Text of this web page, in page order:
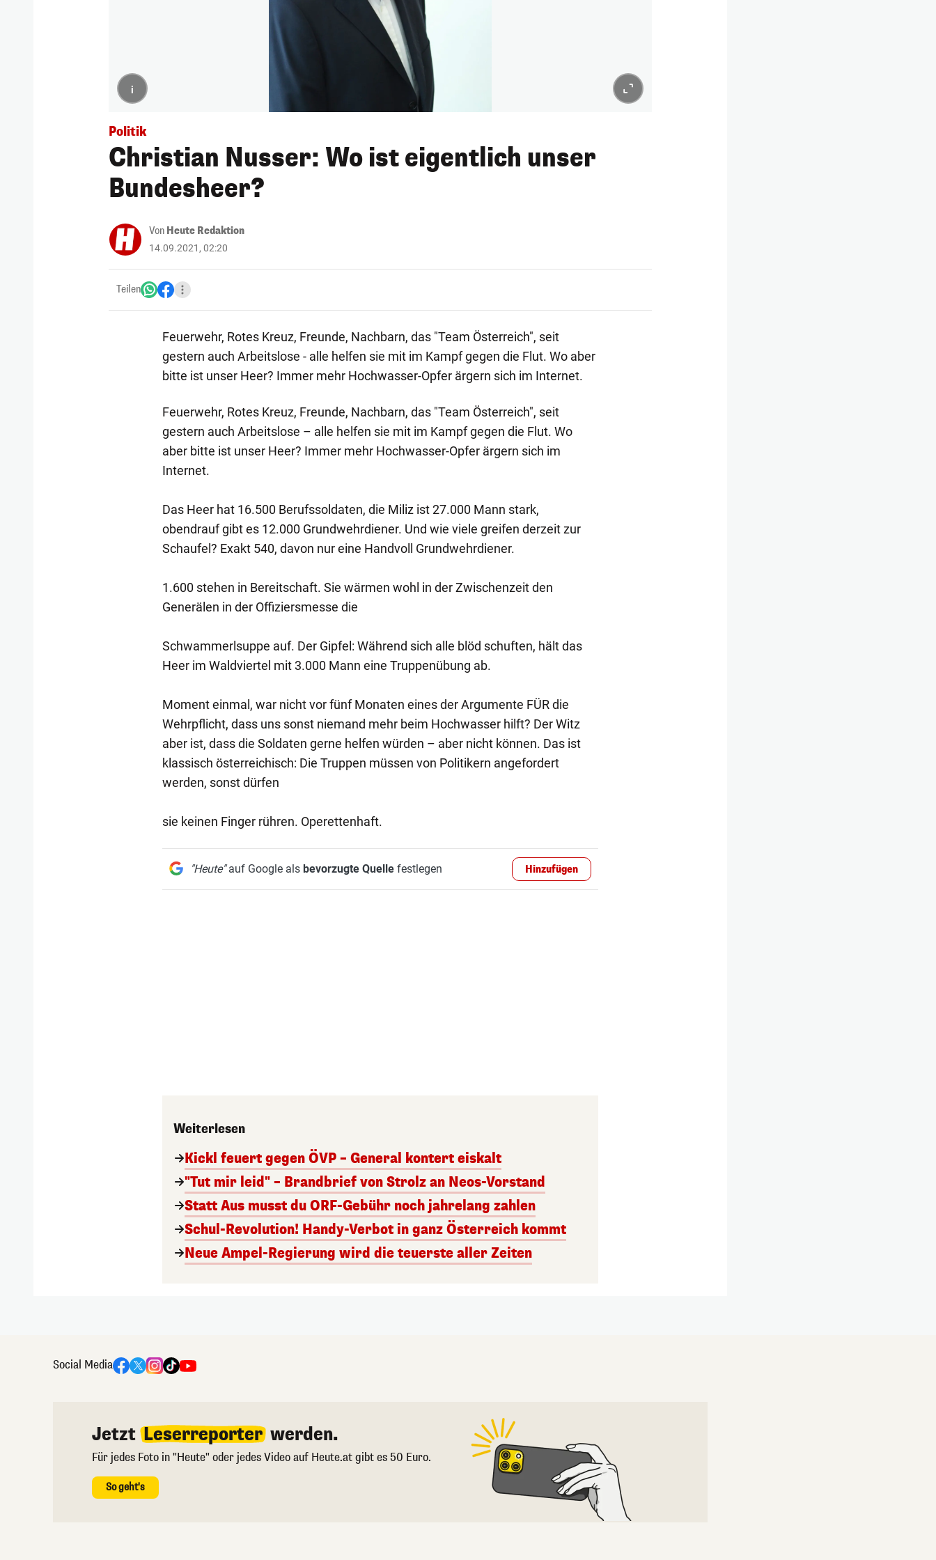
i
Politik
Christian Nusser: Wo ist eigentlich unser
Bundesheer?
Von Heute Redaktion
14.09.2021, 02:20
Teilen
Feuerwehr, Rotes Kreuz, Freunde, Nachbarn, das "Team Österreich", seit
gestern auch Arbeitslose - alle helfen sie mit im Kampf gegen die Flut. Wo aber
bitte ist unser Heer? Immer mehr Hochwasser-Opfer ärgern sich im Internet.
Feuerwehr, Rotes Kreuz, Freunde, Nachbarn, das "Team Österreich", seit
gestern auch Arbeitslose – alle helfen sie mit im Kampf gegen die Flut. Wo
aber bitte ist unser Heer? Immer mehr Hochwasser-Opfer ärgern sich im
Internet.
Das Heer hat 16.500 Berufssoldaten, die Miliz ist 27.000 Mann stark,
obendrauf gibt es 12.000 Grundwehrdiener. Und wie viele greifen derzeit zur
Schaufel? Exakt 540, davon nur eine Handvoll Grundwehrdiener.
1.600 stehen in Bereitschaft. Sie wärmen wohl in der Zwischenzeit den
Generälen in der Offiziersmesse die
Schwammerlsuppe auf. Der Gipfel: Während sich alle blöd schuften, hält das
Heer im Waldviertel mit 3.000 Mann eine Truppenübung ab.
Moment einmal, war nicht vor fünf Monaten eines der Argumente FÜR die
Wehrpflicht, dass uns sonst niemand mehr beim Hochwasser hilft? Der Witz
aber ist, dass die Soldaten gerne helfen würden – aber nicht können. Das ist
klassisch österreichisch: Die Truppen müssen von Politikern angefordert
werden, sonst dürfen
sie keinen Finger rühren. Operettenhaft.
"Heute"auf Google als bevorzugte Quellefestlegen Hinzufügen
Weiterlesen
Kickl feuert gegen ÖVP – General kontert eiskalt
"Tut mir leid" – Brandbrief von Strolz an Neos-Vorstand
Statt Aus musst du ORF-Gebühr noch jahrelang zahlen
Schul-Revolution! Handy-Verbot in ganz Österreich kommt
Neue Ampel-Regierung wird die teuerste aller Zeiten
Social Media
Jetzt Leserreporter werden.
Für jedes Foto in "Heute" oder jedes Video auf Heute.at gibt es 50 Euro.
So geht's